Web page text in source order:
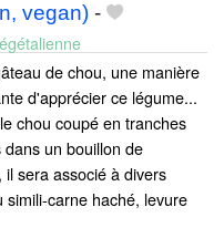
vegan) -
de chou, une manière
d'apprécier ce légume...
chou coupé en tranches
dans un bouillon de
il sera associé à divers
carne haché, levure